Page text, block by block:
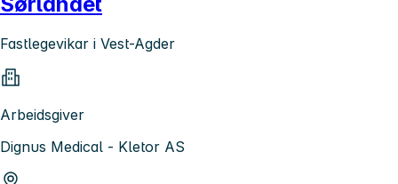
Fastlegevikar i Vest-Agder
Arbeidsgiver
Dignus Medical - Kletor AS